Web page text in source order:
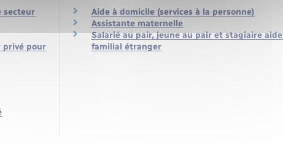
secteur
privé pour
Aide à domicile (services à la personne)
Assistante maternelle
Salarié au pair, jeune au pair et stagiaire aide
familial étranger